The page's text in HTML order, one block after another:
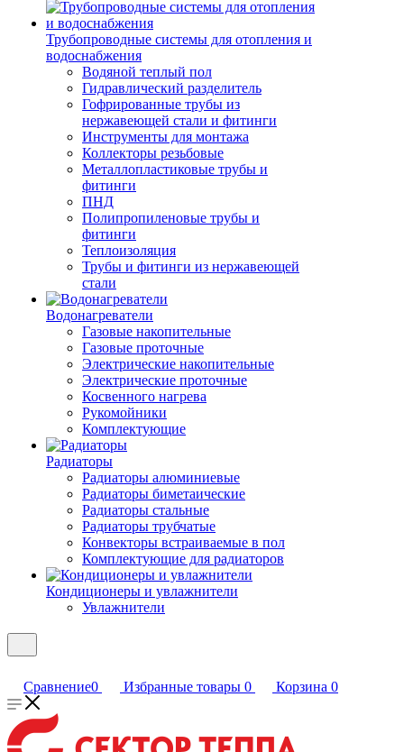
Трубопроводные системы для отопления и
водоснабжения
Водяной теплый пол
Гидравлический разделитель
Гофрированные трубы из
нержавеющей стали и фитинги
Инструменты для монтажа
Коллекторы резьбовые
Металлопластиковые трубы и
фитинги
ПНД
Полипропиленовые трубы и
фитинги
Теплоизоляция
Трубы и фитинги из нержавеющей
стали
Водонагреватели
Газовые накопительные
Газовые проточные
Электрические накопительные
Электрические проточные
Косвенного нагрева
Рукомойники
Комплектующие
Радиаторы
Радиаторы алюминиевые
Радиаторы биметаические
Радиаторы стальные
Радиаторы трубчатые
Конвекторы встраиваемые в пол
Комплектующие для радиаторов
Кондиционеры и увлажнители
Увлажнители
Сравнение0 Избранные товары 0 Корзина 0